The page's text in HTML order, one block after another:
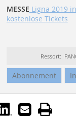
MESSE Ligna 2019
kostenlose Tickets
Ressort:
Abonnement